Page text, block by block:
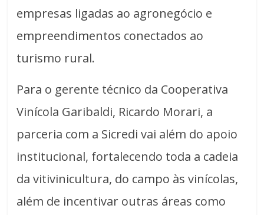
empresas ligadas ao agronegócio e
empreendimentos conectados ao
turismo rural.
Para o gerente técnico da Cooperativa
Vinícola Garibaldi, Ricardo Morari, a
parceria com a Sicredi vai além do apoio
institucional, fortalecendo toda a cadeia
da vitivinicultura, do campo às vinícolas,
além de incentivar outras áreas como